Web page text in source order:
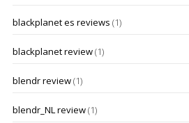
blackplanet es reviews (1)
blackplanet review(1)
blendr review(1)
blendr_NL review(1)